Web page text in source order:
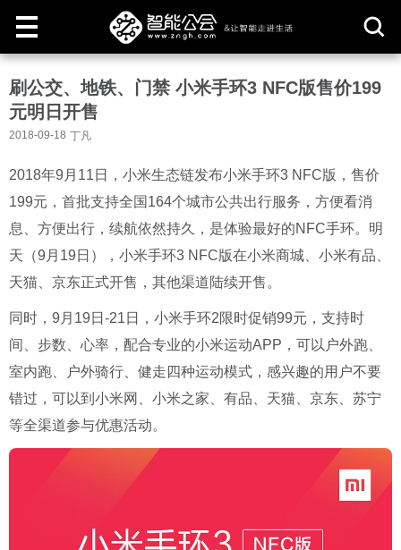
刷公交、地铁、门禁 小米手环3 NFC版售价199
元明日开售
2018-09-18 丁凡
2018年9月11日，小米生态链发布小米手环3 NFC版，售价
199元，首批支持全国164个城市公共出行服务，方便看消
息、方便出行，续航依然持久，是体验最好的NFC手环。明
天（9月19日），小米手环3 NFC版在小米商城、小米有品、
天猫、京东正式开售，其他渠道陆续开售。
同时， 9 月 19 日 -21 日，小米手环2限时促销99元，支持时
间、步数、心率，配合专业的小米运动APP ，可以户外跑、
室内跑、户外骑行、健走四种运动模式，感兴趣的用户不要
错过，可以到小米网、小米之家、有品、天猫、京东、苏宁
等全渠道参与优惠活动。